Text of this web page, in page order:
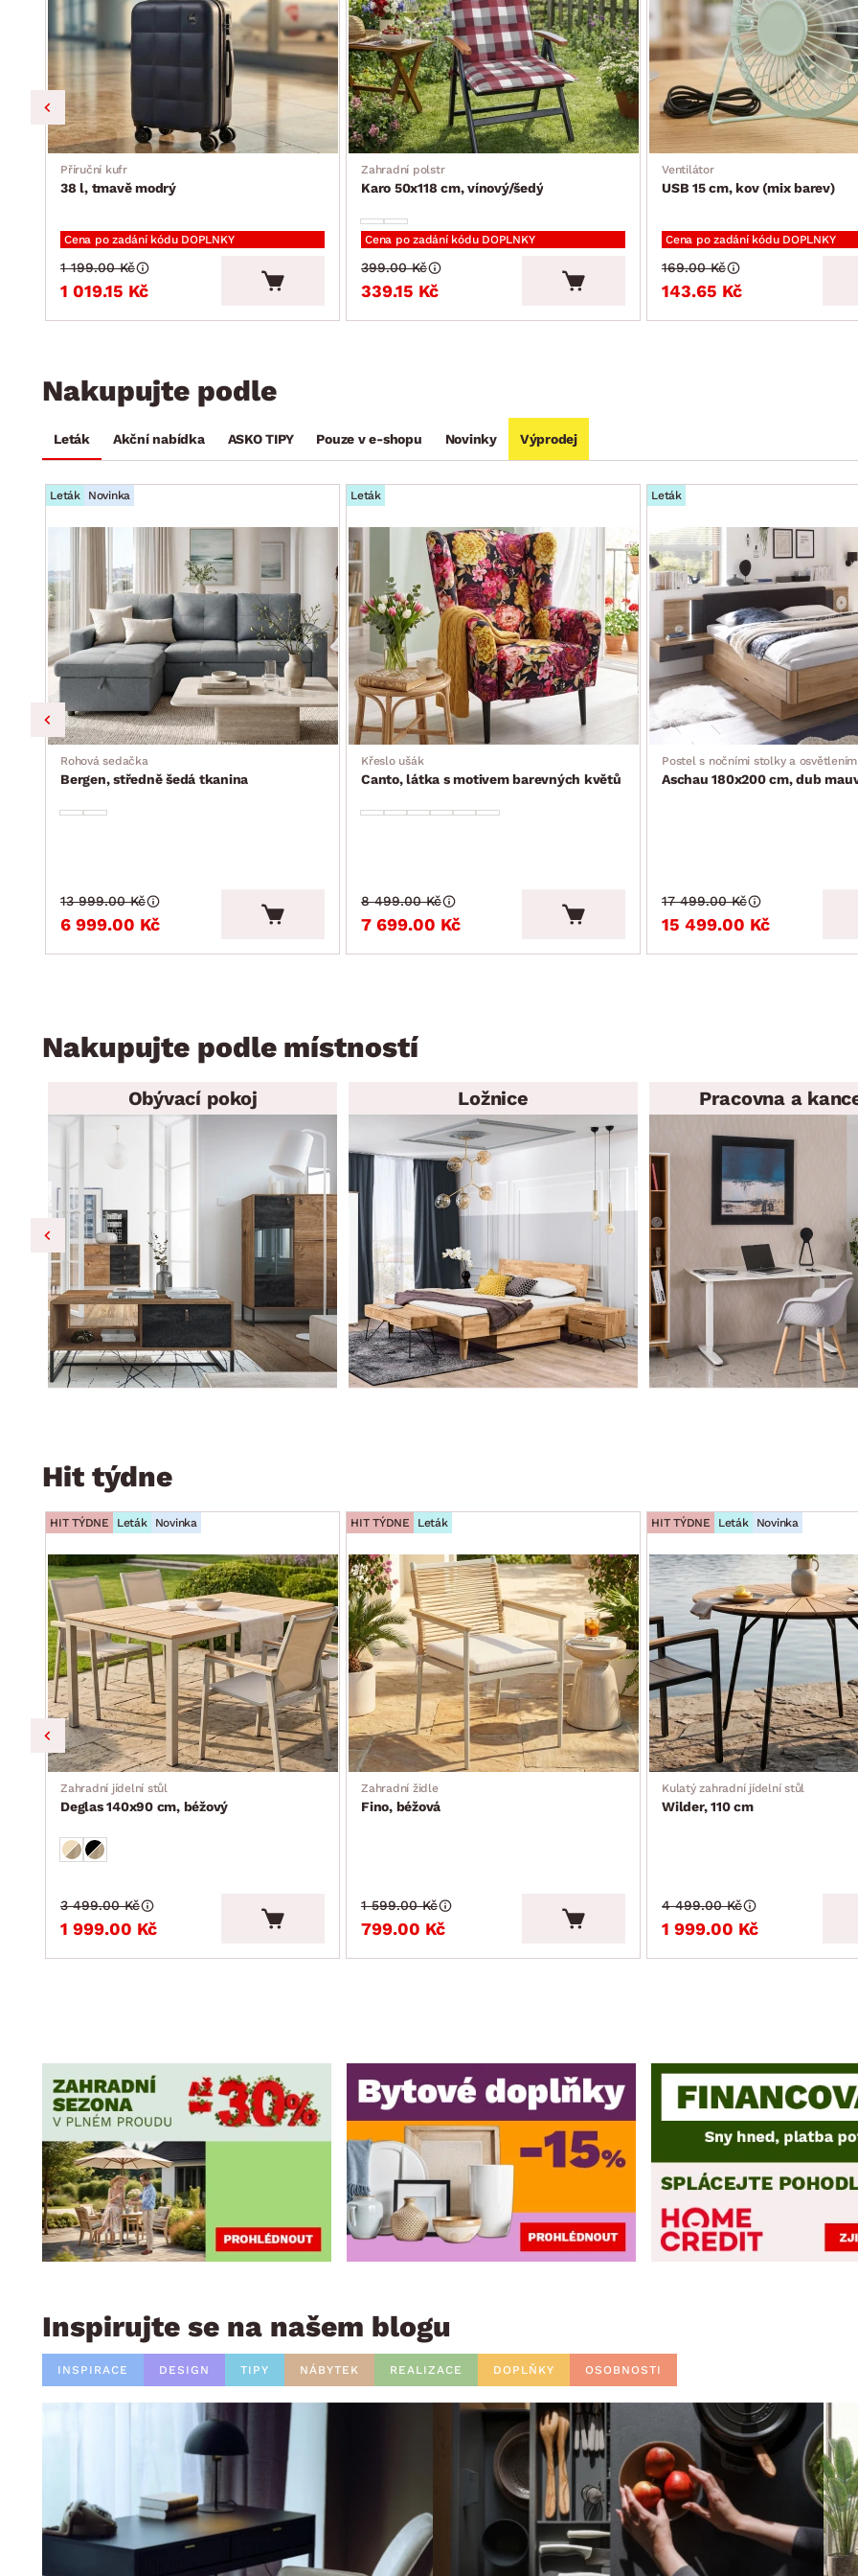
Příruční kufr
38 l, tmavě modrý
Cena po zadání kódu DOPLNKY
1 019.15 Kč
1 199.00 Kč
Zahradní polstr
Karo 50x118 cm, vínový/šedý
Cena po zadání kódu DOPLNKY
339.15 Kč
399.00 Kč
Ventilátor
USB 15 cm, kov (mix barev)
Cena po zadání kódu DOPLNKY
143.65 Kč
169.00 Kč
Nakupujte podle
Leták Akční nabídka ASKO TIPY Pouze v e-shopu Novinky Výprodej
Leták Novinka
Rohová sedačka
Bergen, středně šedá tkanina
6 999.00 Kč
13 999.00 Kč
Leták
Křeslo ušák
Canto, látka s motivem barevných květů
7 699.00 Kč
8 499.00 Kč
Leták
Postel s nočními stolky a osvětlením
Aschau 180x200 cm, dub
15 499.00 Kč
17 499.00 Kč
Nakupujte podle místností
Obývací pokoj Ložnice Pracovna a
Hit týdne
HIT TÝDNE Leták Novinka
Zahradní jídelní stůl
Deglas 140x90 cm, béžový
1 999.00 Kč
3 499.00 Kč
HIT TÝDNE Leták
Zahradní židle
Fino, béžová
799.00 Kč
1 599.00 Kč
HIT TÝDNE Leták Novinka
Kulatý zahradní jídelní stůl
Wilder, 110 cm
1 999.00 Kč
4 499.00 Kč
Inspirujte se na našem blogu
INSPIRACE DESIGN TIPY NÁBYTEK REALIZACE DOPLŇKY OSOBNOSTI